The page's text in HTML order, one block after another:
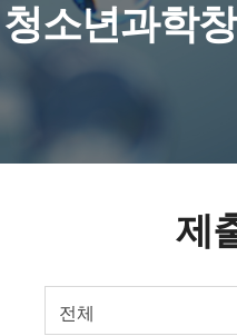
청소년과학
제